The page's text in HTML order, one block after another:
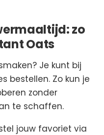
zo
Oats
Je kunt bij
bestellen. Zo kun je
zonder
te schaffen.
jouw favoriet via